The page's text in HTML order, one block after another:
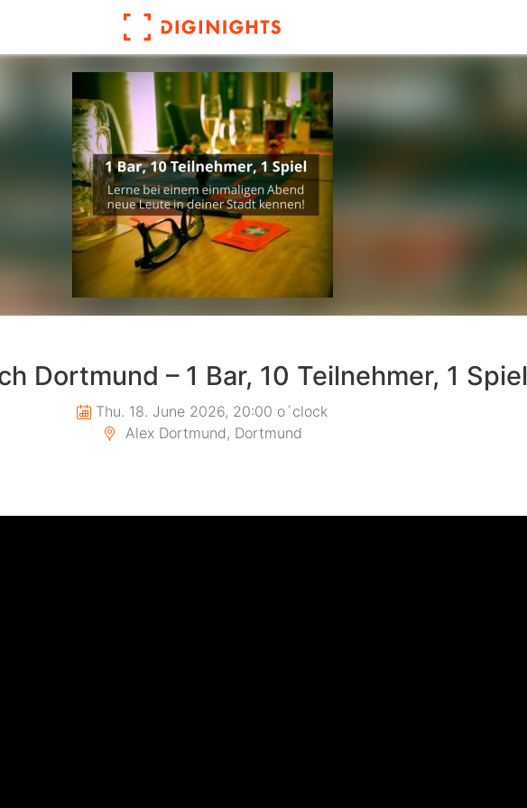
Dortmund – 1 Bar, 10 Teilnehmer, 1 Spiel
Thu. 18. June 2026, 20:00 o´clock
Alex Dortmund, Dortmund